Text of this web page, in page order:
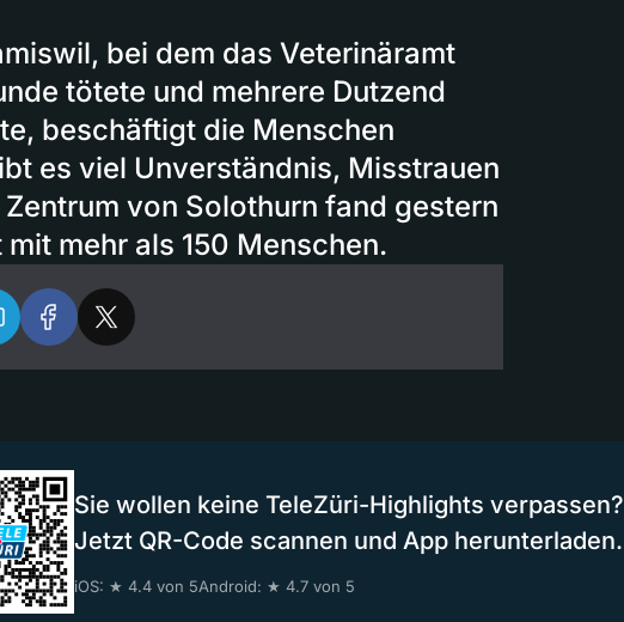
bei dem das Veterinäramt
tötete und mehrere Dutzend
beschäftigt die Menschen
es viel Unverständnis, Misstrauen
von Solothurn fand gestern
mehr als 150 Menschen.
Sie wollen keine TeleZüri-Highlights verpassen?
Jetzt QR-Code scannen und App herunterladen.
iOS: ★ 4.4 von 5Android: ★ 4.7 von 5